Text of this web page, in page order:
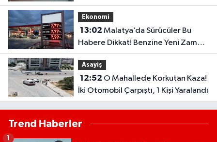
Ekonomi
13:02
Habere Dikkat! Benzine Yeni Zam
Kapıda
Asayiş
12:52
İki Otomobil Çarpıştı, 1 Kişi Yaralandı
Trend Haberler
1